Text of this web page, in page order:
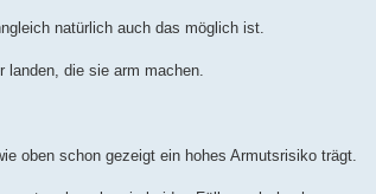
natürlich auch das möglich ist.
die sie arm machen.
oben schon gezeigt ein hohes Armutsrisiko trägt.